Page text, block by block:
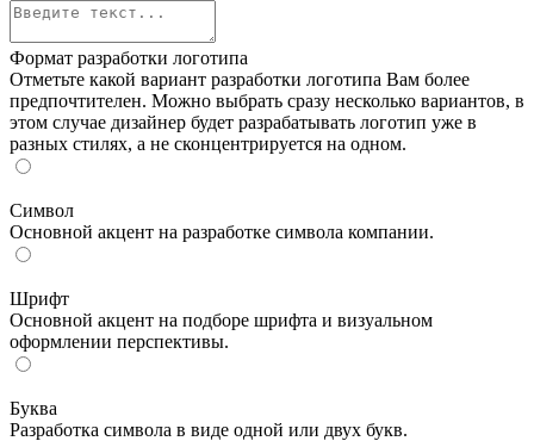
Формат разработки логотипа
Отметьте какой вариант разработки логотипа Вам более
предпочтителен. Можно выбрать сразу несколько вариантов, в
этом случае дизайнер будет разрабатывать логотип уже в
разных стилях, а не сконцентрируется на одном.
Символ
Основной акцент на разработке символа компании.
Шрифт
Основной акцент на подборе шрифта и визуальном
оформлении перспективы.
Буква
Разработка символа в виде одной или двух букв.